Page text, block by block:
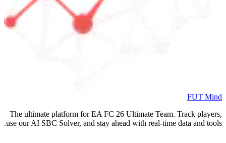
FUT Mind
The ultimate platform for EA FC 26 Ultimate Team. Track players,
use our AI SBC Solver, and stay ahead with real-time data and tools.